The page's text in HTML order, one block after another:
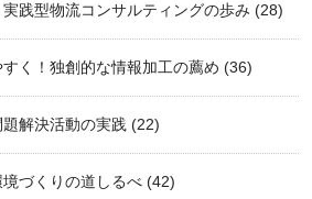
践型物流コンサルティングの歩み (28)
く！独創的な情報加工の薦め (36)
解決活動の実践 (22)
づくりの道しるべ (42)